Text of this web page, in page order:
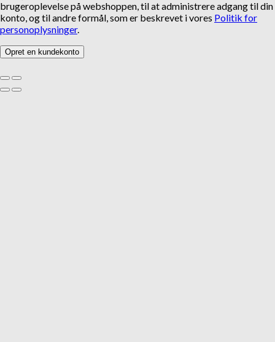
brugeroplevelse på webshoppen, til at administrere adgang til din
konto, og til andre formål, som er beskrevet i vores Politik for
personoplysninger.
Opret en kundekonto